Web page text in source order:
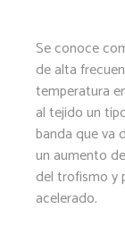
Se conoce
de alta
temperatura
al tejido un
banda que va
un aumento
del trofismo y
acelerado.